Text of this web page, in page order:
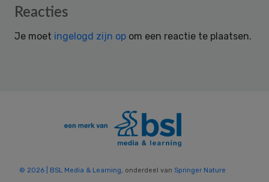
Reader
Reacties
Je moet ingelogd zijn op om een reactie te plaatsen.
© 2026 | BSL Media & Learning , onderdeel van Springer Nature